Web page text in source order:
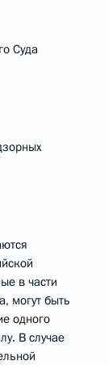
Суда
в части
могут быть
одного
В случае